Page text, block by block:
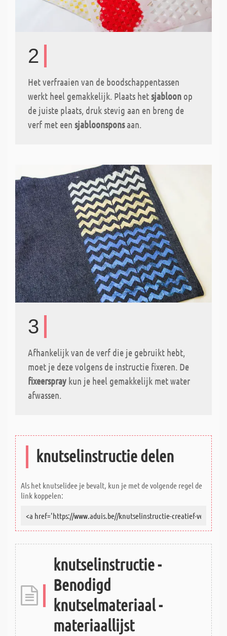
2
Het verfraaien van de boodschappentassen
werkt heel gemakkelijk. Plaats hetsjabloon op
de juiste plaats, druk stevig aan en breng de
verf met een sjabloonsponsaan.
3
Afhankelijk van de verf die je gebruikt hebt,
moet je deze volgens de instructie fixeren. De
fixeerspray kun je heel gemakkelijk met water
afwassen.
knutselinstructie delen
Als het knutselidee je bevalt, kun je met de volgende regel de
link koppelen:
knutselinstructie -
Benodigd
knutselmateriaal -
materiaallijst